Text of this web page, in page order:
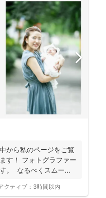
から私のページをご覧
す！ フォトグラファー
。 なるべくスムーズ
クティブ： 3時間以内